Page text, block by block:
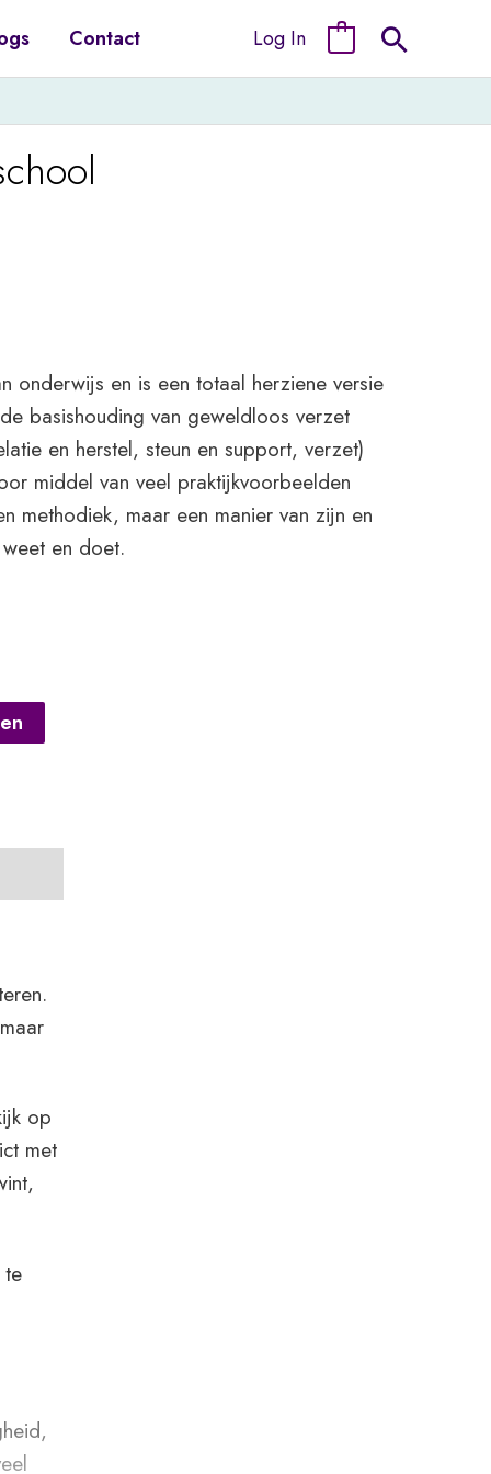
Contact Log In
onderwijs en is een totaal herziene versie
basishouding van geweldloos verzet
en herstel, steun en support, verzet)
middel van veel praktijkvoorbeelden
methodiek, maar een manier van zijn en
en doet.
op
met